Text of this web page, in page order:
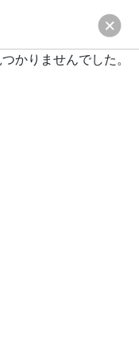
かりませんでした。